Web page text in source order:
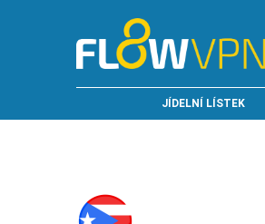
JÍDELNÍ LÍSTEK